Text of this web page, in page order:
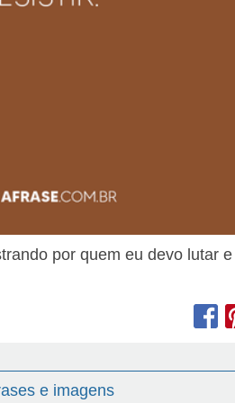
por quem eu devo lutar
e imagens